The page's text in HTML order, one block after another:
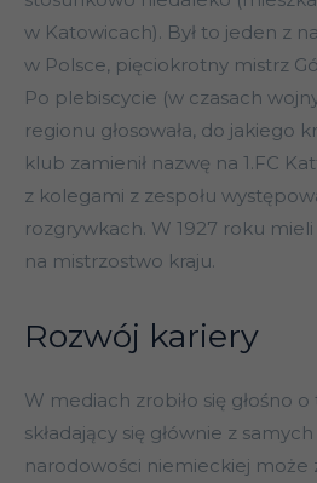
w Katowicach). Był to jeden z
w Polsce, pięciokrotny mistrz
Po plebiscycie (w czasach
regionu głosowała, do jakiego
klub zamienił nazwę na 1.FC
z kolegami z zespołu
rozgrywkach. W 1927 roku
na mistrzostwo kraju.
Rozwój kariery
W mediach zrobiło się głośno
składający się głównie z
narodowości niemieckiej może